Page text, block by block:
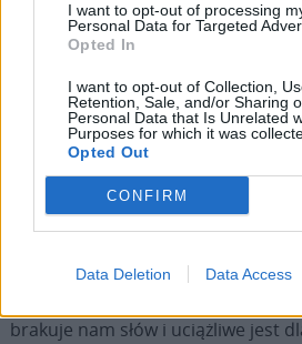
I want to opt-out of processing
Personal Data for Targeted
Opted In
I want to opt-out of Collection,
Retention, Sale, and/or Sharing
Personal Data that Is Unrelated
Purposes for which it was
Opted Out
CONFIRM
Data Deletion Data Access
do śmierci. Dlatego, jako
Adwentu jesteśmy wzywani, by
Zbawiciela ze zwróceniem uwagi
świecie. Wtedy będziemy mogli
wolności, która spotyka swojego
Domino semper– Radujcie się
Właśnie tym wezwaniem
św., w III Niedzielę Adwentu,
nadzieją, zwłaszcza w godzinie
brakuje nam słów i uciążliwe jest